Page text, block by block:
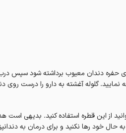
روز می‌توانید از این قطره استفاده کنید.
حال خود رها نکنید و برای درمان به